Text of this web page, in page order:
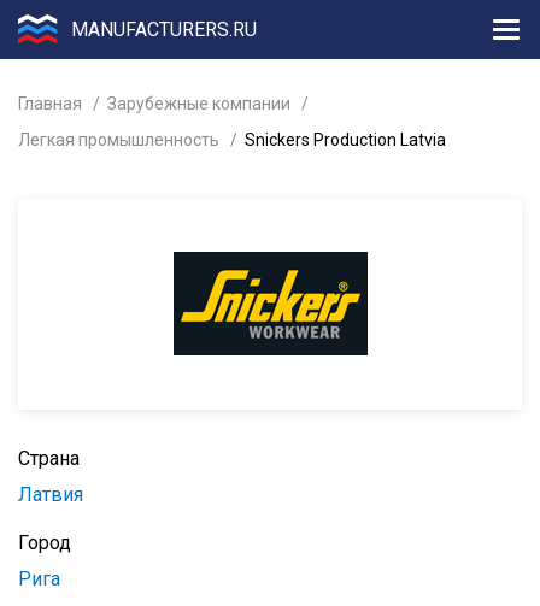
MANUFACTURERS.RU
Главная
Зарубежные компании
Легкая промышленность
Snickers Production Latvia
Страна
Латвия
Город
Рига